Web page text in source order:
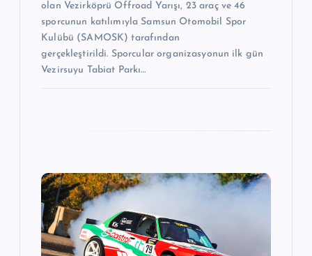
olan Vezirköprü Offroad Yarışı, 23 araç ve 46
sporcunun katılımıyla Samsun Otomobil Spor
Kulübü (SAMOSK) tarafından
gerçekleştirildi. Sporcular organizasyonun ilk gün
Vezirsuyu Tabiat Parkı…